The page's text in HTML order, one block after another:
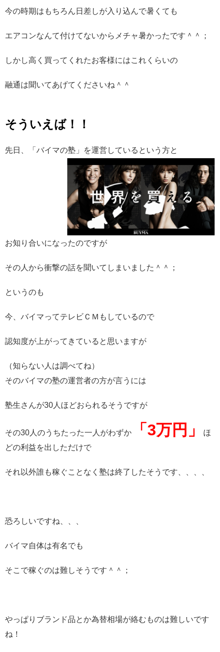
今の時期はもちろん日差しが入り込んで暑くても
エアコンなんて付けてないからメチャ暑かったです＾＾；
しかし高く買ってくれたお客様にはこれくらいの
融通は聞いてあげてくださいね＾＾
そういえば！！
先日、「バイマの塾」を運営しているという方と
お知り合いになったのですが
その人から衝撃の話を聞いてしまいました＾＾；
というのも
今、バイマってテレビＣＭもしているので
認知度が上がってきていると思いますが
（知らない人は調べてね）
そのバイマの塾の運営者の方が言うには
塾生さんが30人ほどおられるそうですが
その30人のうちたった一人がわずか 「3万円」
ほ
どの利益を出しただけで
それ以外誰も稼ぐことなく塾は終了したそうです、、、、
恐ろしいですね、、、
バイマ自体は有名でも
そこで稼ぐのは難しそうです＾＾；
やっぱりブランド品とか為替相場が絡むものは難しいです
ね！